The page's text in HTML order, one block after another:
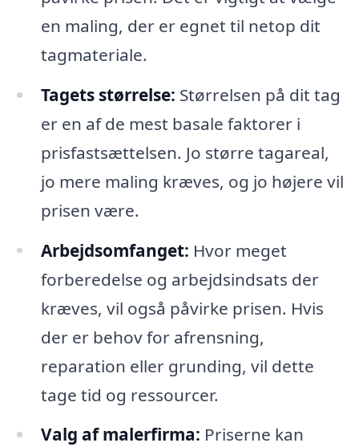
en maling, der er egnet til netop dit
tagmateriale.
Tagets størrelse: Størrelsen på dit tag
er en af de mest basale faktorer i
prisfastsættelsen. Jo større tagareal,
jo mere maling kræves, og jo højere vil
prisen være.
Arbejdsomfanget: Hvor meget
forberedelse og arbejdsindsats der
kræves, vil også påvirke prisen. Hvis
der er behov for afrensning,
reparation eller grunding, vil dette
tage tid og ressourcer.
Valg af malerfirma: Priserne kan